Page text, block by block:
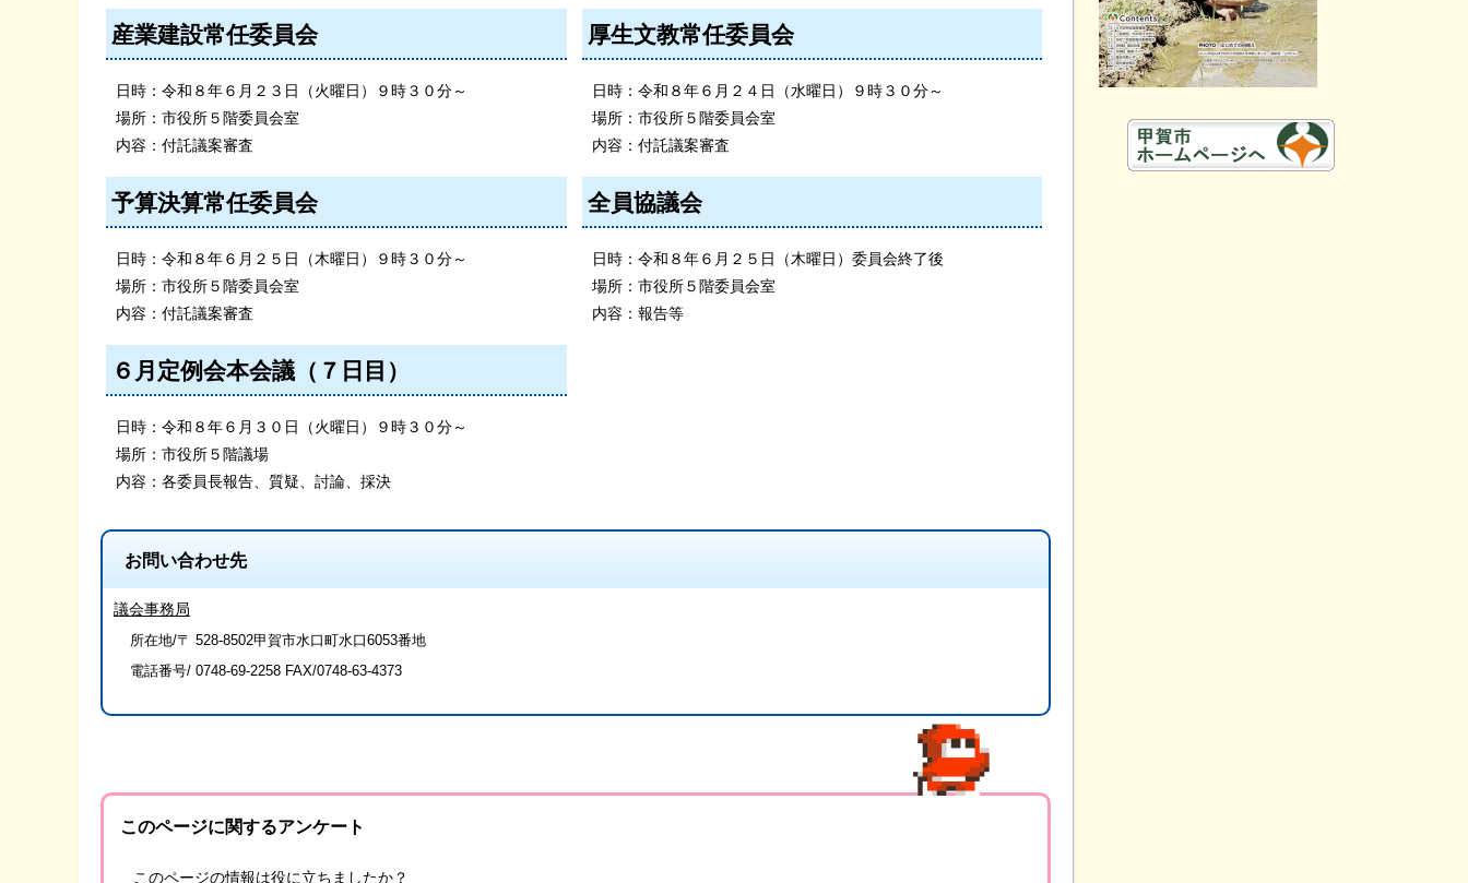
産業建設常任委員会
日時：令和８年６月２３日（火曜日）９時３０分～
場所：市役所５階委員会室
内容：付託議案審査
厚生文教常任委員会
日時：令和８年６月２４日（水曜日）９時３０分～
場所：市役所５階委員会室
内容：付託議案審査
予算決算常任委員会
日時：令和８年６月２５日（木曜日）９時３０分～
場所：市役所５階委員会室
内容：付託議案審査
全員協議会
日時：令和８年６月２５日（木曜日）委員会終了後
場所：市役所５階委員会室
内容：報告等
６月定例会本会議（７日目）
日時：令和８年６月３０日（火曜日）９時３０分～
場所：市役所５階議場
内容：各委員長報告、質疑、討論、採決
お問い合わせ先
議会事務局
所在地/〒 528-8502甲賀市水口町水口6053番地
電話番号/ 0748-69-2258 FAX/0748-63-4373
このページに関するアンケート
このページの情報は役に立ちましたか？